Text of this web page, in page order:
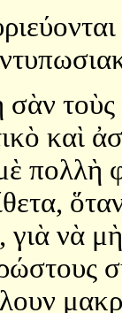
καὶ
πολλὴ
γιὰ νὰ